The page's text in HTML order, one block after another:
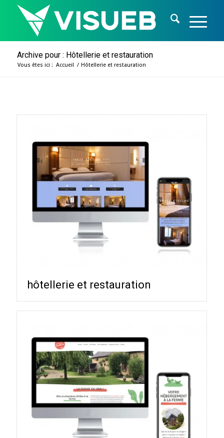
Archive pour : Hôtellerie et restauration
Vous êtes ici : Accueil / Hôtellerie et restauration
hôtellerie et restauration